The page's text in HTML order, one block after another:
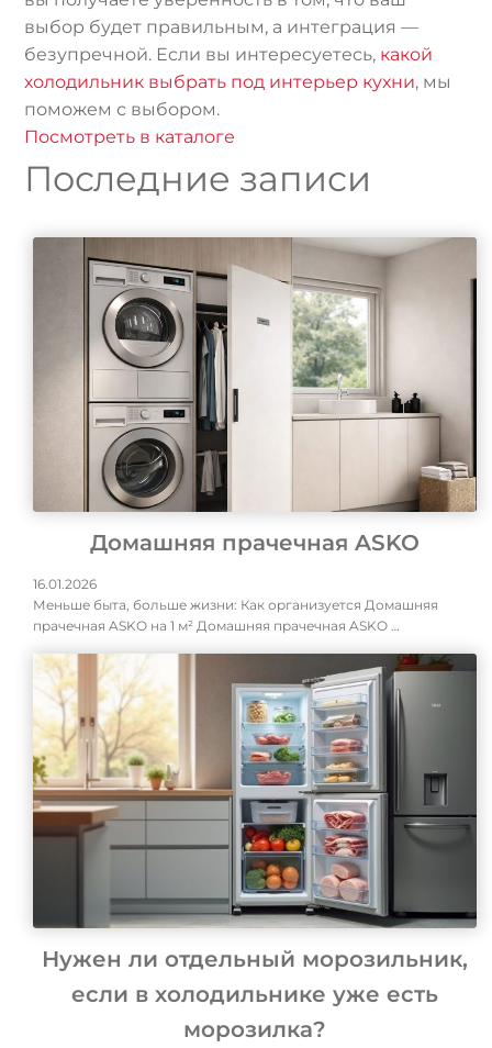
выбор будет правильным, а интеграция —
безупречной. Если вы интересуетесь, какой
холодильник выбрать под интерьер кухни, мы
поможем с выбором.
Посмотреть в каталоге
Последние записи
Домашняя прачечная ASKO
16.01.2026
Меньше быта, больше жизни: Как организуется Домашняя
прачечная ASKO на 1 м² Домашняя прачечная ASKO …
Нужен ли отдельный морозильник,
если в холодильнике уже есть
морозилка?